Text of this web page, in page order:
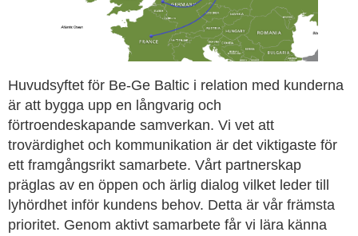
Huvudsyftet för Be-Ge Baltic i relation med kunderna
är att bygga upp en långvarig och
förtroendeskapande samverkan. Vi vet att
trovärdighet och kommunikation är det viktigaste för
ett framgångsrikt samarbete. Vårt partnerskap
präglas av en öppen och ärlig dialog vilket leder till
lyhördhet inför kundens behov. Detta är vår främsta
prioritet. Genom aktivt samarbete får vi lära känna